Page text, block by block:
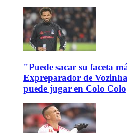
"Puede sacar su faceta
Expreparador de
puede jugar en Colo Colo